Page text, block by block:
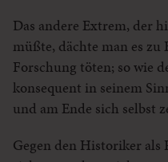
Das andere Extrem, der
müßte, dächte man es zu
Forschung töten; so wie
konsequent in seinem
und am Ende sich selbst
Gegen den Historiker als